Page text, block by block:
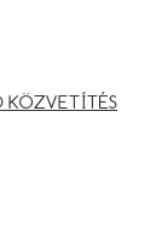
KÖZVETÍTÉS